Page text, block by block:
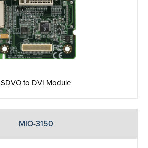
SDVO to DVI Module
MIO-3150